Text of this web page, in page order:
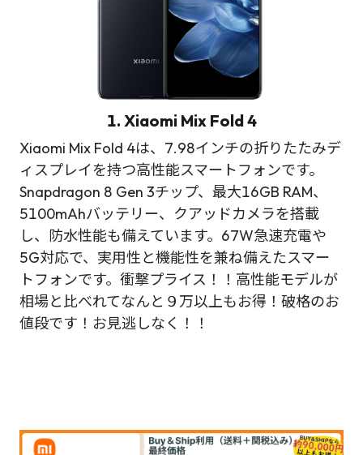
1. Xiaomi Mix Fold 4
Xiaomi Mix Fold 4は、7.98インチの折りたたみデ
ィスプレイを持つ高性能スマートフォンです。
Snapdragon 8 Gen 3チップ、最大16GB RAM、
5100mAhバッテリー、クアッドカメラを搭載
し、防水性能も備えています。67W急速充電や
5G対応で、実用性と機能性を兼ね備えたスマー
トフォンです。衝撃プライス！！高性能モデルが
相場と比べれてなんと９万以上もお得！破格のお
値段です！お見逃しなく！！